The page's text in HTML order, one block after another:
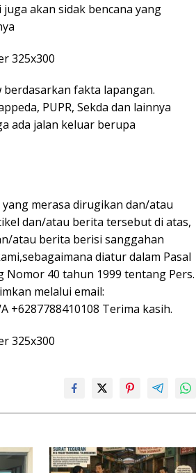
akan sidak bencana yang
fakta lapangan.
PUPR, Sekda dan lainnya
ada jalan keluar berupa
merasa dirugikan dan/atau
dan/atau berita tersebut di atas,
atau berita berisi sanggahan
diatur dalam Pasal
Nomor 40 tahun 1999 tentang Pers.
melalui email:
+6287788410108 Terima kasih.